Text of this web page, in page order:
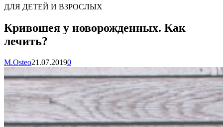
ДЛЯ ДЕТЕЙ И ВЗРОСЛЫХ
Кривошея у новорожденных. Как
лечить?
M.Osteo21.07.20190